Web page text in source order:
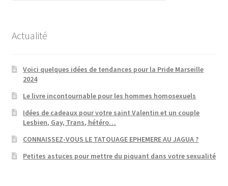
Actualité
Voici quelques idées de tendances pour la Pride Marseille
2024
Le livre incontournable pour les hommes homosexuels
Idées de cadeaux pour votre saint Valentin et un couple
Lesbien, Gay, Trans, hétéro…
CONNAISSEZ-VOUS LE TATOUAGE EPHEMERE AU JAGUA ?
Petites astuces pour mettre du piquant dans votre sexualité